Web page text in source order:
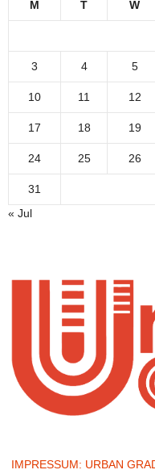
M T W
3 4 5
10 11 12
17 18 19
24 25 26
31
« Jul
IMPRESSUM: URBAN